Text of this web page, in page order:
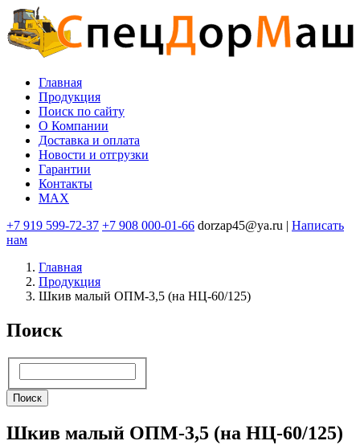
Перейти
к
основному
содержанию
Основная
навигация
Главная
Продукция
Поиск по сайту
O Компании
Доставка и оплата
Новости и отгрузки
Гарантии
Контакты
MAX
+7 919 599-72-37 +7 908 000-01-66 dorzap45@ya.ru | Написать
нам
Главная
Продукция
Шкив малый ОПМ-3,5 (на НЦ-60/125)
Поиск
Поиск
Шкив малый ОПМ-3,5 (на НЦ-60/125)